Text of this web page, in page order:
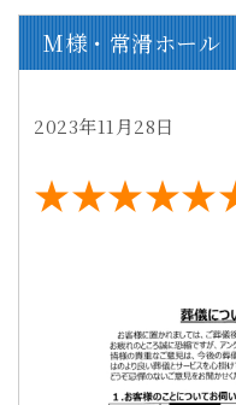
M様・常滑ホール
2023年11月28日